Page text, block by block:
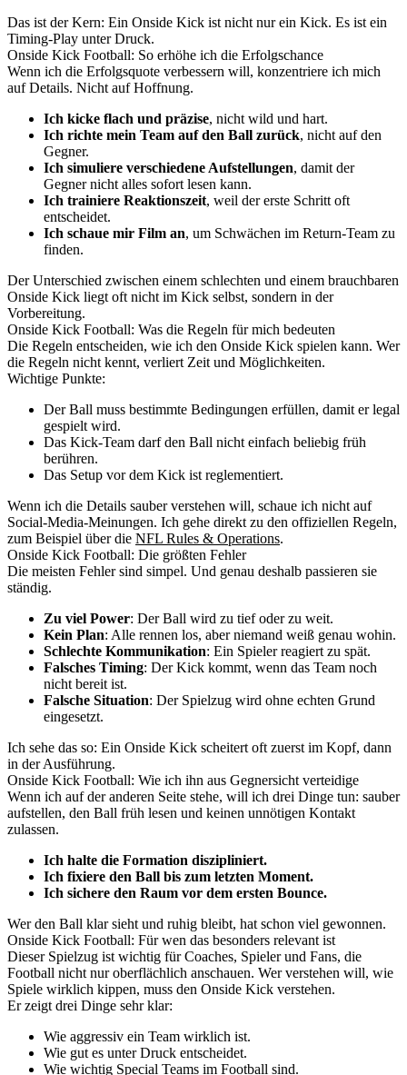
Das ist der Kern: Ein Onside Kick ist nicht nur ein Kick. Es ist ein
Timing-Play unter Druck.
Onside Kick Football: So erhöhe ich die Erfolgschance
Wenn ich die Erfolgsquote verbessern will, konzentriere ich mich
auf Details. Nicht auf Hoffnung.
Ich kicke flach und präzise, nicht wild und hart.
Ich richte mein Team auf den Ball zurück, nicht auf den
Gegner.
Ich simuliere verschiedene Aufstellungen, damit der
Gegner nicht alles sofort lesen kann.
Ich trainiere Reaktionszeit, weil der erste Schritt oft
entscheidet.
Ich schaue mir Film an, um Schwächen im Return-Team zu
finden.
Der Unterschied zwischen einem schlechten und einem brauchbaren
Onside Kick liegt oft nicht im Kick selbst, sondern in der
Vorbereitung.
Onside Kick Football: Was die Regeln für mich bedeuten
Die Regeln entscheiden, wie ich den Onside Kick spielen kann. Wer
die Regeln nicht kennt, verliert Zeit und Möglichkeiten.
Wichtige Punkte:
Der Ball muss bestimmte Bedingungen erfüllen, damit er legal
gespielt wird.
Das Kick-Team darf den Ball nicht einfach beliebig früh
berühren.
Das Setup vor dem Kick ist reglementiert.
Wenn ich die Details sauber verstehen will, schaue ich nicht auf
Social-Media-Meinungen. Ich gehe direkt zu den offiziellen Regeln,
zum Beispiel über die NFL Rules & Operations.
Onside Kick Football: Die größten Fehler
Die meisten Fehler sind simpel. Und genau deshalb passieren sie
ständig.
Zu viel Power: Der Ball wird zu tief oder zu weit.
Kein Plan: Alle rennen los, aber niemand weiß genau wohin.
Schlechte Kommunikation: Ein Spieler reagiert zu spät.
Falsches Timing: Der Kick kommt, wenn das Team noch
nicht bereit ist.
Falsche Situation: Der Spielzug wird ohne echten Grund
eingesetzt.
Ich sehe das so: Ein Onside Kick scheitert oft zuerst im Kopf, dann
in der Ausführung.
Onside Kick Football: Wie ich ihn aus Gegnersicht verteidige
Wenn ich auf der anderen Seite stehe, will ich drei Dinge tun: sauber
aufstellen, den Ball früh lesen und keinen unnötigen Kontakt
zulassen.
Ich halte die Formation diszipliniert.
Ich fixiere den Ball bis zum letzten Moment.
Ich sichere den Raum vor dem ersten Bounce.
Wer den Ball klar sieht und ruhig bleibt, hat schon viel gewonnen.
Onside Kick Football: Für wen das besonders relevant ist
Dieser Spielzug ist wichtig für Coaches, Spieler und Fans, die
Football nicht nur oberflächlich anschauen. Wer verstehen will, wie
Spiele wirklich kippen, muss den Onside Kick verstehen.
Er zeigt drei Dinge sehr klar:
Wie aggressiv ein Team wirklich ist.
Wie gut es unter Druck entscheidet.
Wie wichtig Special Teams im Football sind.